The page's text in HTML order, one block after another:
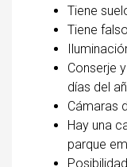
Tiene
Tiene
Conserje
días del
Cámaras
Hay una
parque